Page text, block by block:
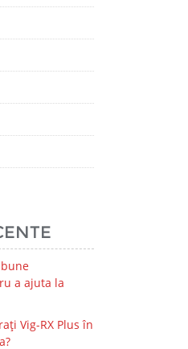
a ajuta la
Vig-RX Plus în